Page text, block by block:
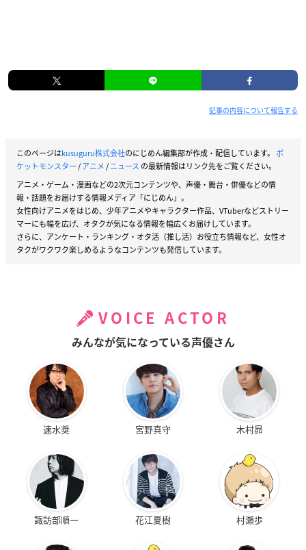
記事の内容について報告する
このページはkusuguru株式会社のにじめん編集部が作成・配信しています。 ポ
ケットモンスター/アニメ/ニュース の最新情報はリンク先をご覧ください。
アニメ・ゲーム・漫画などの2次元コンテンツや、声優・舞台・俳優などの情
報・話題をお届けする情報メディア「にじめん」。
女性向けアニメをはじめ、少年アニメやキャラクター作品、VTuberなどストリー
マーにも幅を広げ、オタクが気になる情報を幅広くお届けしています。
さらに、アンケート・ランキング・オタ活（推し活）お役立ち情報など、女性オ
タクがワクワク楽しめるようなコンテンツも発信しています。
VOICE ACTOR
みんなが気になっている声優さん
速水奨 宮野真守 木村昴
諏訪部順一 花江夏樹 村瀬歩